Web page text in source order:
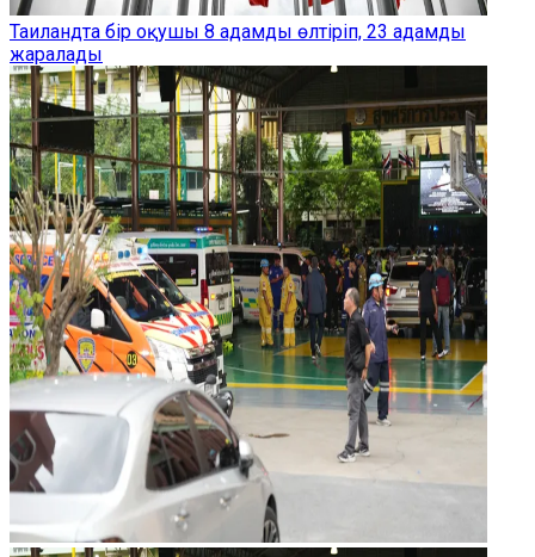
Таиландта бір оқушы 8 адамды өлтіріп, 23 адамды
жаралады